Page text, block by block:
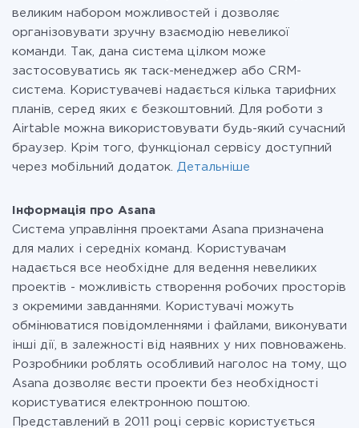
великим набором можливостей і дозволяє
організовувати зручну взаємодію невеликої
команди. Так, дана система цілком може
застосовуватись як таск-менеджер або CRM-
система. Користувачеві надається кілька тарифних
планів, серед яких є безкоштовний. Для роботи з
Airtable можна використовувати будь-який сучасний
браузер. Крім того, функціонал сервісу доступний
через мобільний додаток. Детальніше
Інформація про Asana
Система управління проектами Asana призначена
для малих і середніх команд. Користувачам
надається все необхідне для ведення невеликих
проектів - можливість створення робочих просторів
з окремими завданнями. Користувачі можуть
обмінюватися повідомленнями і файлами, виконувати
інші дії, в залежності від наявних у них повноважень.
Розробники роблять особливий наголос на тому, що
Asana дозволяє вести проекти без необхідності
користуватися електронною поштою.
Представлений в 2011 році сервіс користується